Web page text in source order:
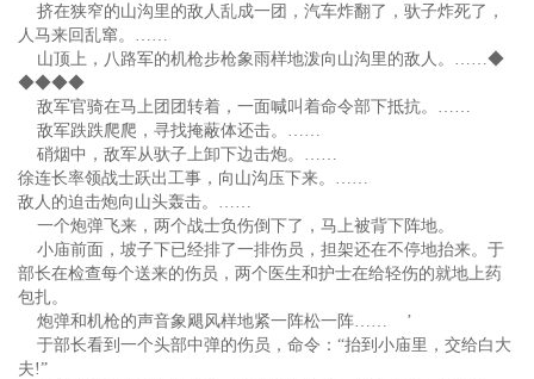
挤在狭窄的山沟里的敌人乱成一团，汽车炸翻了，驮子炸死了，
人马来回乱窜。……
山顶上，八路军的机枪步枪象雨样地泼向山沟里的敌人。……◆
◆◆◆◆
敌军官骑在马上团团转着，一面喊叫着命令部下抵抗。……
敌军跌跌爬爬，寻找掩蔽体还击。……
硝烟中，敌军从驮子上卸下边击炮。……
徐连长率领战士跃出工事，向山沟压下来。……
敌人的迫击炮向山头轰击。……
一个炮弹飞来，两个战士负伤倒下了，马上被背下阵地。
小庙前面，坡子下已经排了一排伤员，担架还在不停地抬来。于
部长在检查每个送来的伤员，两个医生和护士在给轻伤的就地上药
包扎。
炮弹和机枪的声音象飓风样地紧一阵松一阵…… ’
于部长看到一个头部中弹的伤员，命令：“抬到小庙里，交给白大
夫!”